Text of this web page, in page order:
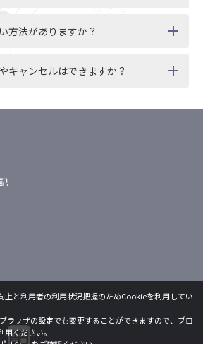
方法がありますか？
キャンセルはできますか？
上と利用者の利用状況把握のためCookieを利用してい
ラウザの設定でも変更することができますので、ブロ
ください。